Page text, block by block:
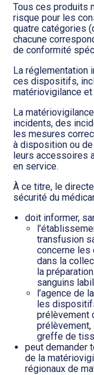
Tous ces produits
risque pour les
quatre catégories
chacune
de conformité
La réglementation
ces dispositifs,
matériovigilance
La
incidents, des
les mesures
à disposition ou
leurs accessoires
en service.
À ce titre, le
sécurité du
doit informer,
transfusion
concerne
dans la
la
sanguins
l’agence de
les
prélèvement
prélèvement,
greffe de
peut demander
de la
régionaux de